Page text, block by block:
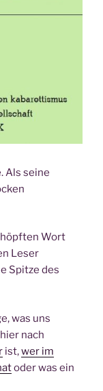
Als seine
Wort
Leser
Spitze des
was uns
nach
ist,wer im
oder was ein